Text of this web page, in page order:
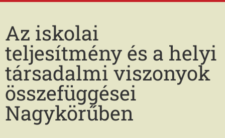
Az iskolai
teljesítmény és a helyi
társadalmi viszonyok
összefüggései
Nagykörűben